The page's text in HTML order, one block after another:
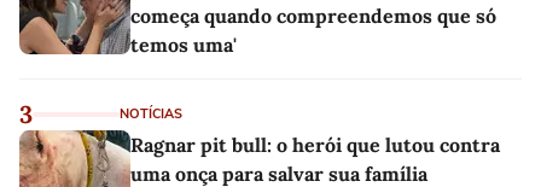
começa quando compreendemos que só
temos uma'
3 NOTÍCIAS
Ragnar pit bull: o herói que lutou contra
uma onça para salvar sua família